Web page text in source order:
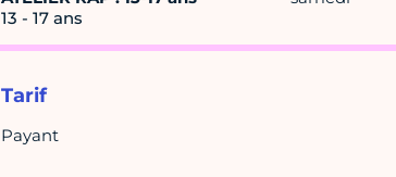
13 - 17 ans
Tarif
Payant